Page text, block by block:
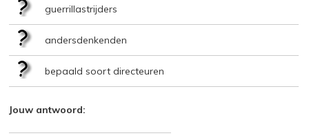
guerrillastrijders
andersdenkenden
bepaald soort directeuren
Jouw antwoord: